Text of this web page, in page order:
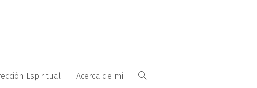
Espiritual Acerca de mi